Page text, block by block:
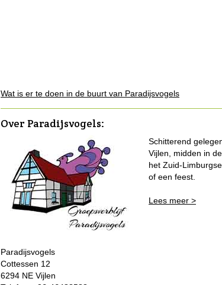
Wat is er te doen in de buurt van Paradijsvogels
Over Paradijsvogels:
Paradijsvogels
Cottessen 12
6294 NE Vijlen
Schitterend
Vijlen, midden in
het Zuid-
of een feest.
Lees meer >